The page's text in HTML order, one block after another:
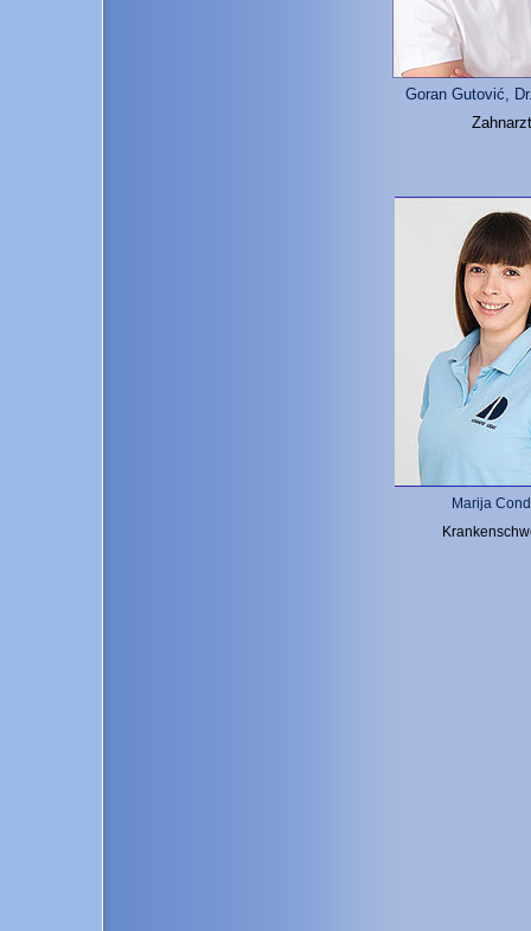
Goran Gutović,
Zahnarzt
Marija